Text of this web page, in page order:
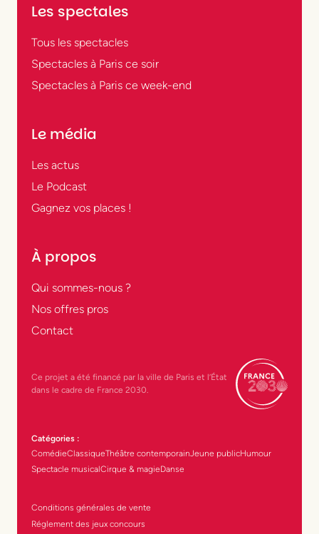
Les spectales
Tous les spectacles
Spectacles à Paris ce soir
Spectacles à Paris ce week-end
Le média
Les actus
Le Podcast
Gagnez vos places !
À propos
Qui sommes-nous ?
Nos offres pros
Contact
Ce projet a été financé par la ville de Paris et l’État
dans le cadre de France 2030.
Catégories :
ComédieClassiqueThéâtre contemporainJeune publicHumour
Spectacle musicalCirque & magieDanse
Conditions générales de vente
Réglement des jeux concours